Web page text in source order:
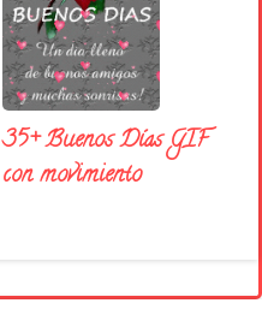
35+ Buenos Días GIF
con movimiento